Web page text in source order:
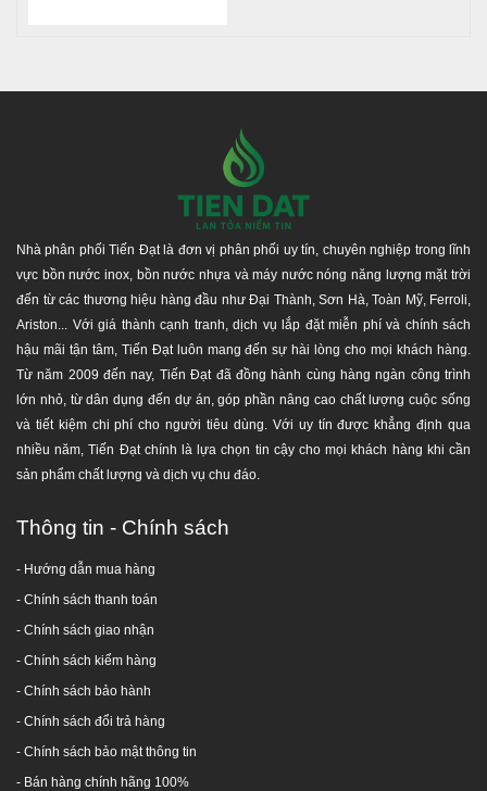
uy tín - chuyên nghiệp tại TP. Hồ Chí Minh, Bình Dương,
Đồng Nai, Long An, Tây Ninh... và các tỉnh lân cận. Chúng
tôi luôn mang lại nhiều giá trị nhất, lợi ích cho quý khách
hàng khi mua và sử dụng sản phẩm của công ty chúng tôi,
như giao hàng nhanh chóng, hàng đúng chất lượng, an
toàn tuyệt đối, giá khuyến mãi và ưu đãi công trình công
nghiệp. Là lựa chọn tốt nhất cho Quý khách hàng khi mua,
sử dụng sản phẩm tại đây.
Thời gian bảo hành chính hãng: 12 năm
Chính hãng - Đúng chất lượng, cam kết bồi thường
100% giá trị đơn hàng nếu giao hàng không chính
hãng.
Đảm bảo chăm sóc từ đội ngũ nhân viên kĩ thuật và
bán hàng trong và sau quá trình sử dụng sản phẩm.
Đăt hàng ngay để chúng tôi phục vụ tốt nhất cho Quý
khách Hotline: 0917944699. Cảm ơn quý khách!
Nhà phân phối Tiến Đạt là đơn vị phân phối uy tín, chuyên nghiệp trong lĩnh
vực bồn nước inox, bồn nước nhựa và máy nước nóng năng lượng mặt trời
đến từ các thương hiệu hàng đầu như Đại Thành, Sơn Hà, Toàn Mỹ, Ferroli,
Ariston... Với giá thành cạnh tranh, dịch vụ lắp đặt miễn phí và chính sách
hậu mãi tận tâm, Tiến Đạt luôn mang đến sự hài lòng cho mọi khách hàng.
Từ năm 2009 đến nay, Tiến Đạt đã đồng hành cùng hàng ngàn công trình
lớn nhỏ, từ dân dụng đến dự án, góp phần nâng cao chất lượng cuộc sống
và tiết kiệm chi phí cho người tiêu dùng. Với uy tín được khẳng định qua
nhiều năm, Tiến Đạt chính là lựa chọn tin cậy cho mọi khách hàng khi cần
sản phẩm chất lượng và dịch vụ chu đáo.
Thông tin - Chính sách
- Hướng dẫn mua hàng
- Chính sách thanh toán
- Chính sách giao nhận
- Chính sách kiểm hàng
- Chính sách bảo hành
- Chính sách đổi trả hàng
- Chính sách bảo mật thông tin
- Bán hàng chính hãng 100%